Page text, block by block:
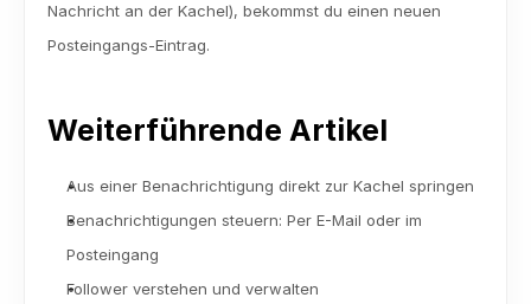
Nachricht an der Kachel), bekommst du einen neuen
Posteingangs-Eintrag.
Weiterführende Artikel
Aus einer Benachrichtigung direkt zur Kachel springen
Benachrichtigungen steuern: Per E-Mail oder im
Posteingang
Follower verstehen und verwalten